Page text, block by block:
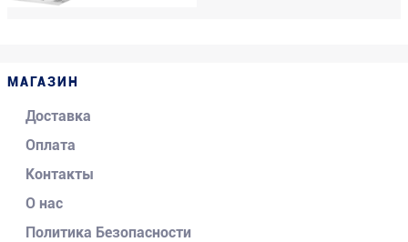
МАГАЗИН
Доставка
Оплата
Контакты
О нас
Политика Безопасности